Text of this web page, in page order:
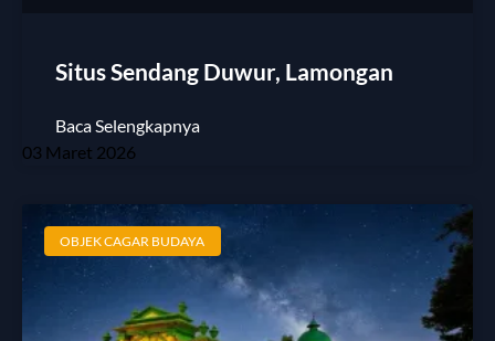
Situs Sendang Duwur, Lamongan
Baca Selengkapnya
03 Maret 2026
OBJEK CAGAR BUDAYA